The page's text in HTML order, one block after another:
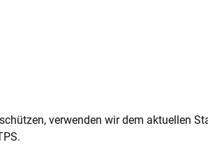
verwenden wir dem aktuellen